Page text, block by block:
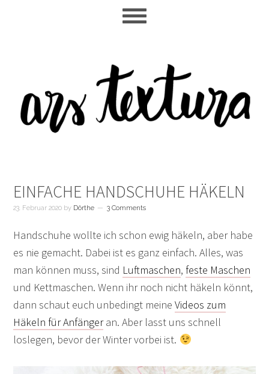
EINFACHE HANDSCHUHE HÄKELN
23. Februar 2020 by Dörthe 3 Comments
Handschuhe wollte ich schon ewig häkeln, aber habe
es nie gemacht. Dabei ist es ganz einfach. Alles, was
man können muss, sind Luftmaschen, feste Maschen
und Kettmaschen. Wenn ihr noch nicht häkeln könnt,
dann schaut euch unbedingt meineVideos zum
Häkeln für Anfängeran. Aber lasst uns schnell
loslegen, bevor der Winter vorbei ist.